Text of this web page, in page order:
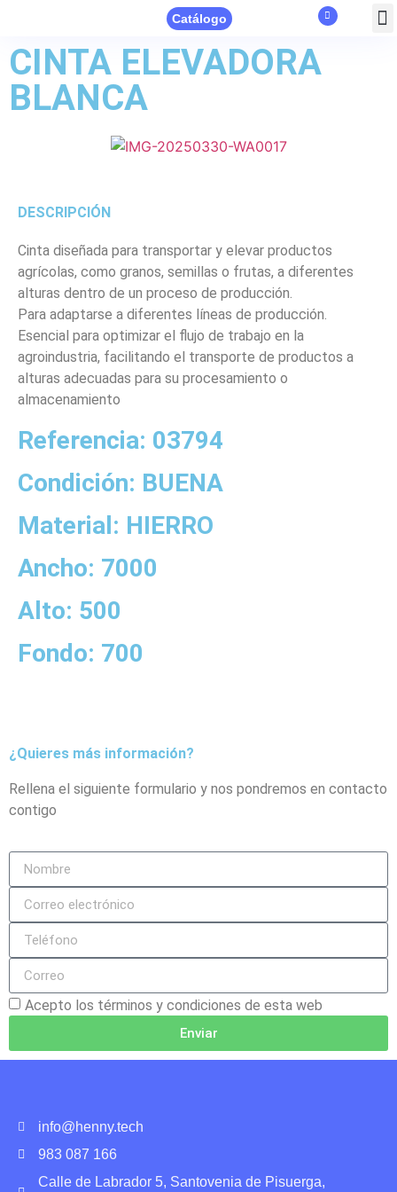
Catálogo
CINTA ELEVADORA
BLANCA
DESCRIPCIÓN
Cinta diseñada para transportar y elevar productos
agrícolas, como granos, semillas o frutas, a diferentes
alturas dentro de un proceso de producción.
Para adaptarse a diferentes líneas de producción.
Esencial para optimizar el flujo de trabajo en la
agroindustria, facilitando el transporte de productos a
alturas adecuadas para su procesamiento o
almacenamiento
Referencia: 03794
Condición: BUENA
Material: HIERRO
Ancho: 7000
Alto: 500
Fondo: 700
¿Quieres más información?
Rellena el siguiente formulario y nos pondremos en contacto
contigo
Acepto los términos y condiciones de esta web
Enviar
info@henny.tech
983 087 166
Calle de Labrador 5, Santovenia de Pisuerga,